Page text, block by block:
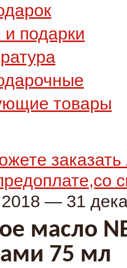
подарки
товары
2018 — 31
масло
75 мл